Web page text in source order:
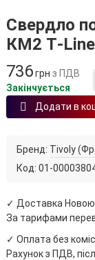
Свердло
КМ2
736грн з ПДВ
Закінчується
Додати в
Бренд: Tivoly
Код: 01-
✓ Доставка
За тарифами
✓ Оплата без
Рахунок з ПДВ,